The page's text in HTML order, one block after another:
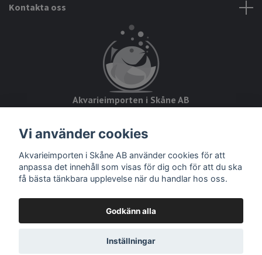
Kontakta oss
Akvarieimporten i Skåne AB
28234 Tyringe
Org.nr: 559093-8832
© 2026 Akvarieimporten
Vi använder cookies
Akvarieimporten i Skåne AB använder cookies för att
anpassa det innehåll som visas för dig och för att du ska
få bästa tänkbara upplevelse när du handlar hos oss.
Godkänn alla
Inställningar